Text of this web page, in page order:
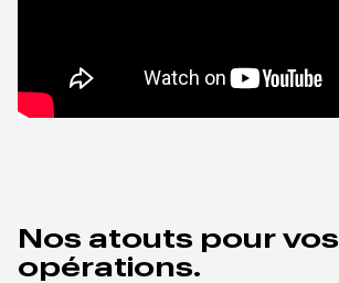
Nos atouts pour vos
opérations.